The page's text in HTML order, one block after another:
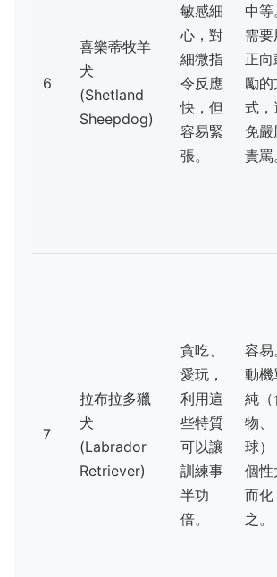
6
喜樂蒂牧羊
犬
(Shetland
Sheepdog)
敏感細
心，對
細微指
令反應
快，但
容易緊
張。
中等
需要
正向
勵的
式，
免嚴
責罵
7
拉布拉多獵
犬
(Labrador
Retriever)
貪吃、
愛玩，
利用這
些特質
可以讓
訓練事
半功
倍。
容易
動機
純（
物、
球）
個性
而化
之。